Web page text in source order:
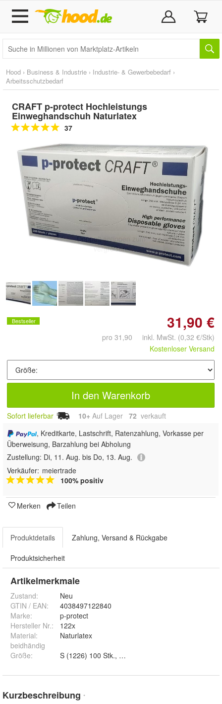
Hood › Business & Industrie › Industrie- & Gewerbebedarf ›
Arbeitsschutzbedarf
CRAFT p-protect Hochleistungs
Einweghandschuh Naturlatex
37
Doppelt antippen zum
vergrößern
Bestseller 31,90 €
pro 31,90 inkl. MwSt. (0,32 €/Stk)
Kostenloser Versand
In den Warenkorb
Sofort lieferbar 10+ Auf Lager 72 verkauft
, Kreditkarte, Lastschrift, Ratenzahlung, Vorkasse per
Überweisung, Barzahlung bei Abholung
Zustellung: Di, 11. Aug. bis Do, 13. Aug.
Verkäufer: meiertrade
100% positiv
Merken Teilen
Produktdetails Zahlung, Versand & Rückgabe
Produktsicherheit
Artikelmerkmale
Zustand:
Neu
GTIN / EAN:
4038497122840
Marke:
p-protect
Hersteller Nr.:
122x
Material:
Naturlatex
beidhändig
Größe:
Kurzbeschreibung *